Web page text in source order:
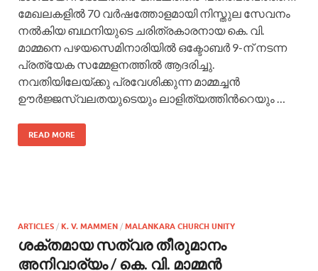
മേഖലകളില്‍ 70 വര്‍ഷത്തോളമായി നിസ്തുല സേവനം
നല്‍കിയ ബഥനിയുടെ ചരിത്രകാരനായ കെ. വി.
മാമ്മനെ പഴയസെമിനാരിയില്‍ ഒക്ടോബര്‍ 9-ന് നടന്ന
പ്രത്യേക സമ്മേളനത്തില്‍ ആദരിച്ചു.
നവതിയിലേയ്ക്കു പ്രവേശിക്കുന്ന മാമ്മച്ചന്‍
ഊര്‍ജ്ജസ്വലതയുടെയും ലാളിത്യത്തിന്‍റെയും …
READ MORE
ARTICLES / K. V. MAMMEN / MALANKARA CHURCH UNITY
ശക്തമായ സത്വര തീരുമാനം
അനിവാര്യം / കെ. വി. മാമ്മന്‍